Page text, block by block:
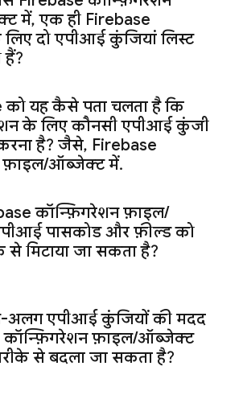
में, एक ही Firebase
दो एपीआई कुंजियां लिस्ट
हैं?
को यह कैसे पता चलता है कि
के लिए कौनसी एपीआई कुंजी
है? जैसे, Firebase
फ़ाइल/ऑब्जेक्ट में.
कॉन्फ़िगरेशन फ़ाइल/
पासकोड और फ़ील्ड को
मिटाया जा सकता है?
अलग एपीआई कुंजियों की मदद
कॉन्फ़िगरेशन फ़ाइल/ऑब्जेक्ट
से बदला जा सकता है?